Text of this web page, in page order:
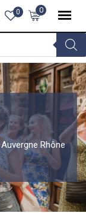
0
0
Auvergne Rhône